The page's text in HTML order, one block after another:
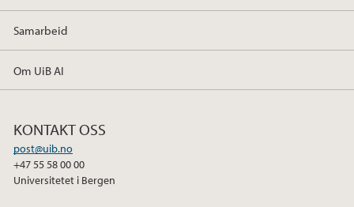
Samarbeid
Om UiB AI
KONTAKT OSS
post@uib.no
+47 55 58 00 00
Universitetet i Bergen